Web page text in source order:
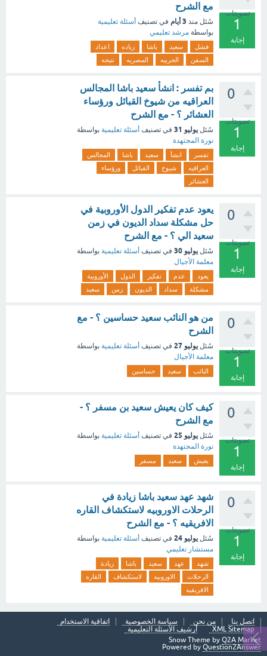
تصويتات
1
إجابة
مع الشرح
سُئل منذ 3 أيام في تصنيف أسئلة تعليمية
بواسطة مرشد تعليمي
فشل سعيد باشا زياده
اعداد
السفن
الحربيه المصريه نتيجه
0
تصويتات
1
إجابة
بم تفسر : انشأ سعيد باشا المجالس
العراقيه من شيوخ القبائل ورؤساء
العشائر ؟ - مع الشرح
سُئل يوليو 31 في تصنيف أسئلة تعليمية بواسطة
نورة المجتهدة
تفسر انشأ سعيد باشا
المجالس
العراقيه
شيوخ القبائل
ورؤساء
العشائر
0
تصويتات
1
إجابة
يعود عدم تفكير الدول الأوروبية في
حل مشكلة سداد الديون في زمن
سعيد الي ؟ - مع الشرح
سُئل يوليو 30 في تصنيف أسئلة تعليمية بواسطة
معلمة الأجيال
يعود عدم تفكير الدول
الأوروبية
مشكلة
سداد الديون زمن سعيد
0
تصويتات
1
إجابة
من هو النائب سعيد حساسين ؟ - مع
الشرح
سُئل يوليو 27 في تصنيف أسئلة تعليمية بواسطة
معلمة الأجيال
النائب سعيد حساسين
0
تصويتات
1
إجابة
كيف كان يعيش سعيد بن مسفر ؟ -
مع الشرح
سُئل يوليو 25 في تصنيف أسئلة تعليمية بواسطة
نورة المجتهدة
يعيش سعيد مسفر
0
تصويتات
1
إجابة
شهد عهد سعيد باشا زيادة في
الرحلات الاوروبيه لاستكشاف القاره
الافريقيه ؟ - مع الشرح
سُئل يوليو 24 في تصنيف أسئلة تعليمية بواسطة
مستشار تعليمي
شهد عهد سعيد باشا
زيادة
الرحلات
الاوروبيه لاستكشاف
القاره
الافريقيه
اتصل بنا من نحن سياسة الخصوصية
اتفاقية الاستخدام
XML Sitemap
أرشيف الأسئلة التعليمية
Snow Theme by Q2A Market
Powered by Question2Answer